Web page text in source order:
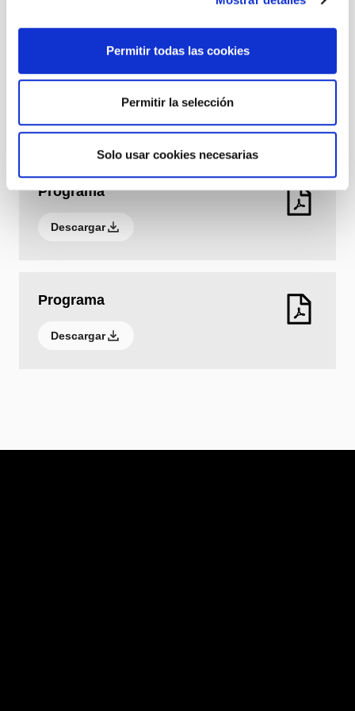
Permitir todas las cookies
Permitir la selección
Solo usar cookies necesarias
Edad recomendada
A partir de 14 años
Programa
Descargar
Programa
Descargar